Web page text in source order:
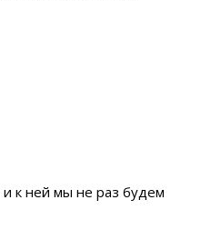
к ней мы не раз будем